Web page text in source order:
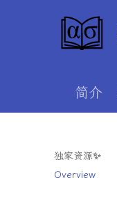
简介
独家资源✨
Overview